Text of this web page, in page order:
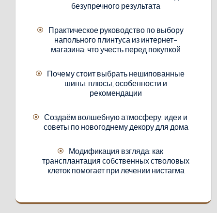
безупречного результата
Практическое руководство по выбору
напольного плинтуса из интернет-
магазина: что учесть перед покупкой
Почему стоит выбрать нешипованные
шины: плюсы, особенности и
рекомендации
Создаём волшебную атмосферу: идеи и
советы по новогоднему декору для дома
Модификация взгляда: как
трансплантация собственных стволовых
клеток помогает при лечении нистагма